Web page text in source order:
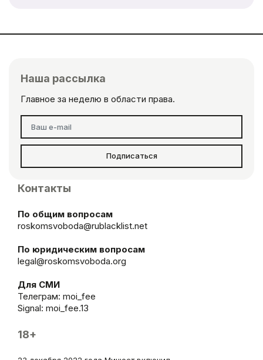
Наша рассылка
Главное за неделю в области права.
Подписаться
Контакты
По общим вопросам
roskomsvoboda@rublacklist.net
По юридическим вопросам
legal@roskomsvoboda.org
Для СМИ
Телеграм: moi_fee
Signal: moi_fee.13
18+